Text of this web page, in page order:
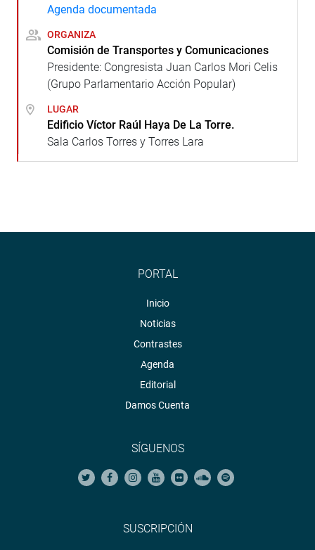
Agenda documentada
ORGANIZA
Comisión de Transportes y Comunicaciones
Presidente: Congresista Juan Carlos Mori Celis
(Grupo Parlamentario Acción Popular)
LUGAR
Edificio Víctor Raúl Haya De La Torre.
Sala Carlos Torres y Torres Lara
PORTAL
Inicio
Noticias
Contrastes
Agenda
Editorial
Damos Cuenta
SÍGUENOS
SUSCRIPCIÓN